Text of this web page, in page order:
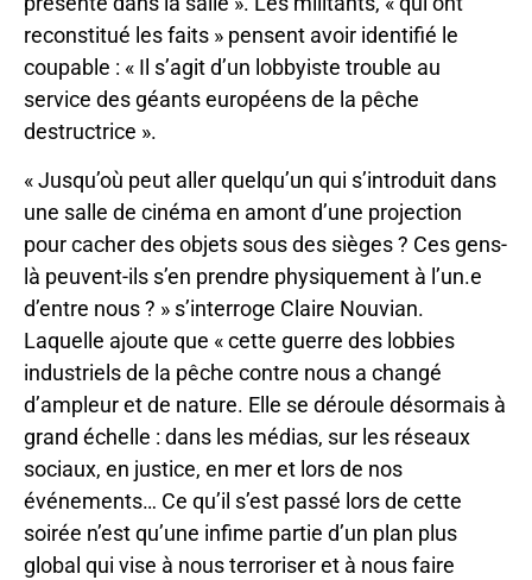
reconstitué les faits » pensent avoir identifié le
coupable : « Il s’agit d’un lobbyiste trouble au
service des géants européens de la pêche
destructrice ».
« Jusqu’où peut aller quelqu’un qui s’introduit dans
une salle de cinéma en amont d’une projection
pour cacher des objets sous des sièges ? Ces gens-
là peuvent-ils s’en prendre physiquement à l’un.e
d’entre nous ? » s’interroge Claire Nouvian.
Laquelle ajoute que « cette guerre des lobbies
industriels de la pêche contre nous a changé
d’ampleur et de nature. Elle se déroule désormais à
grand échelle : dans les médias, sur les réseaux
sociaux, en justice, en mer et lors de nos
événements… Ce qu’il s’est passé lors de cette
soirée n’est qu’une infime partie d’un plan plus
global qui vise à nous terroriser et à nous faire